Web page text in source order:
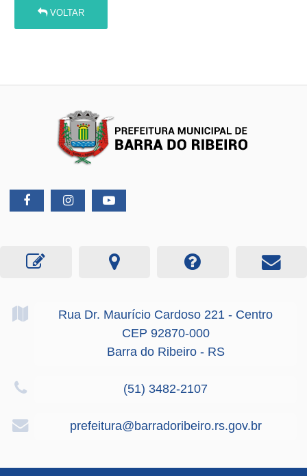
VOLTAR
Rua Dr. Maurício Cardoso 221 - Centro
CEP 92870-000
Barra do Ribeiro - RS
(51) 3482-2107
prefeitura@barradoribeiro.rs.gov.br